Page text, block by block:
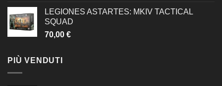
LEGIONES ASTARTES: MKIV TACTICAL
SQUAD
70,00 €
PIÙ VENDUTI